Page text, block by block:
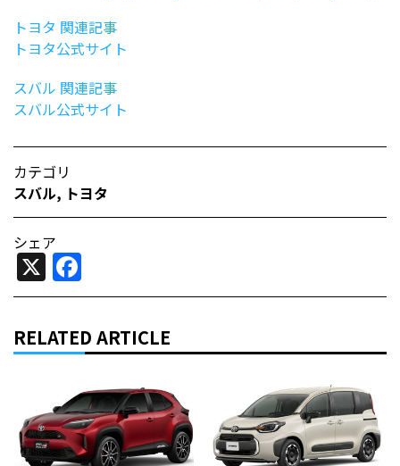
トヨタ 関連記事
トヨタ公式サイト
スバル 関連記事
スバル公式サイト
カテゴリ
スバル, トヨタ
シェア
X
RELATED ARTICLE